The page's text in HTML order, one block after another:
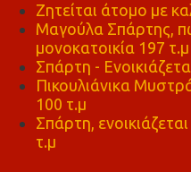
Ζητείται άτομο με
Μαγούλα Σπάρτης,
μονοκατοικία 197 τ.μ
Σπάρτη -
Πικουλιάνικα
100 τ.μ
Σπάρτη,
τ.μ